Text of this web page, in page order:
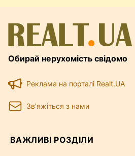
Обирай нерухомість свідомо
Реклама на порталі Realt.UA
Зв'яжіться з нами
ВАЖЛИВІ РОЗДІЛИ